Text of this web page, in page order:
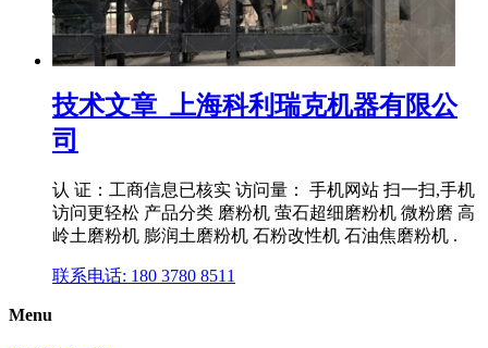
技术文章_上海科利瑞克机器有限公
司
认 证：工商信息已核实 访问量： 手机网站 扫一扫,手机
访问更轻松 产品分类 磨粉机 萤石超细磨粉机 微粉磨 高
岭土磨粉机 膨润土磨粉机 石粉改性机 石油焦磨粉机 .
联系电话: 180 3780 8511
Menu